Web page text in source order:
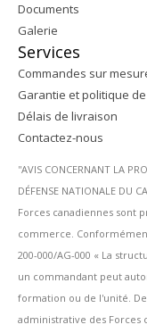
Documents
Galerie
Services
Commandes sur
Garantie et politique
Délais de livraison
Contactez-nous
''AVIS CONCERNANT LA
DÉFENSE NATIONALE DU
Forces canadiennes sont
commerce.
200-000/AG-000 « La
un commandant peut
formation ou de l'unité.
administrative des Forces